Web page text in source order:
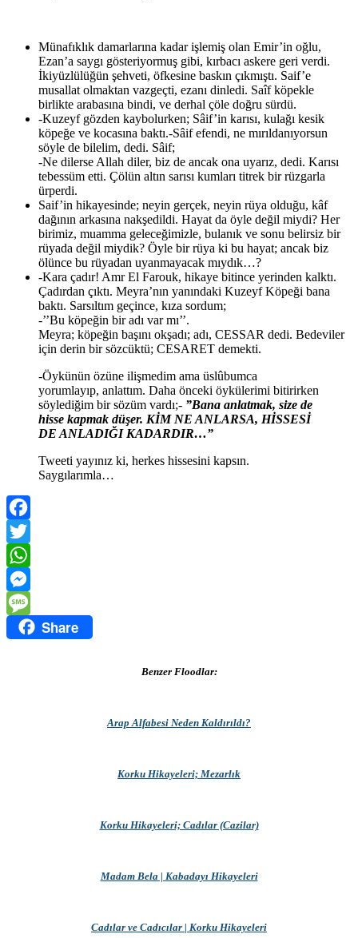
Münafıklık damarlarına kadar işlemiş olan Emir’in oğlu,
Ezan’a saygı gösteriyormuş gibi, kırbacı askere geri verdi.
İkiyüzlülüğün şehveti, öfkesine baskın çıkmıştı. Saif’e
musallat olmaktan vazgeçti, ezanı dinledi. Saîf köpekle
birlikte arabasına bindi, ve derhal çöle doğru sürdü.
-Kuzeyf gözden kaybolurken; Sâif’in karısı, kulağı kesik
köpeğe ve kocasına baktı.-Sâif efendi, ne mırıldanıyorsun
söyle de bilelim, dedi. Sâif;
-Ne dilerse Allah diler, biz de ancak ona uyarız, dedi. Karısı
tebessüm etti. Çölün altın sarısı kumları titrek bir rüzgarla
ürperdi.
Saif’in hikayesinde; neyin gerçek, neyin rüya olduğu, kâf
dağının arkasına nakşedildi. Hayat da öyle değil miydi? Her
birimiz, muamma geleceğimizle, bulanık ve sonu belirsiz bir
rüyada değil miydik? Öyle bir rüya ki bu hayat; ancak biz
ölünce bu rüyadan uyanmayacak mıydık…?
-Kara çadır! Amr El Farouk, hikaye bitince yerinden kalktı.
Çadırdan çıktı. Meyra’nın yanındaki Kuzeyf Köpeği bana
baktı. Sarsıltım geçince, kıza sordum;
-’’Bu köpeğin bir adı var mı’’.
Meyra; köpeğin başını okşadı; adı, CESSAR dedi. Bedeviler
için derin bir sözcüktü; CESARET demekti.
-Öykünün özüne ilişmedim ama üslûbumca
yorumlayıp, anlattım. Daha önceki öykülerimi bitirirken
söylediğim bir sözüm vardı;- ”Bana anlatmak, size de
hisse kapmak düşer. KİM NE ANLARSA, HİSSESİ
DE ANLADIĞI KADARDIR…”
Tweeti yayınız ki, herkes hissesini kapsın.
Saygılarımla…
Facebook
Twitter
WhatsApp
Messenger
MessageShare
Benzer Floodlar:
Arap Alfabesi Neden Kaldırıldı?
Korku Hikayeleri; Mezarlık
Korku Hikayeleri; Cadılar (Cazilar)
Madam Bela | Kabadayı Hikayeleri
Cadılar ve Cadıcılar | Korku Hikayeleri